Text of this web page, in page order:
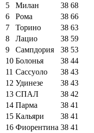
5
Милан 38 68
6
Рома 38 66
7
Торино 38 63
8
Лацио 38 59
9
Сампдория 38 53
10 Болонья 38 44
11 Сассуоло 38 43
12 Удинезе 38 43
13 СПАЛ 38 42
14 Парма 38 41
15 Кальяри 38 41
16 Фиорентина 38 41